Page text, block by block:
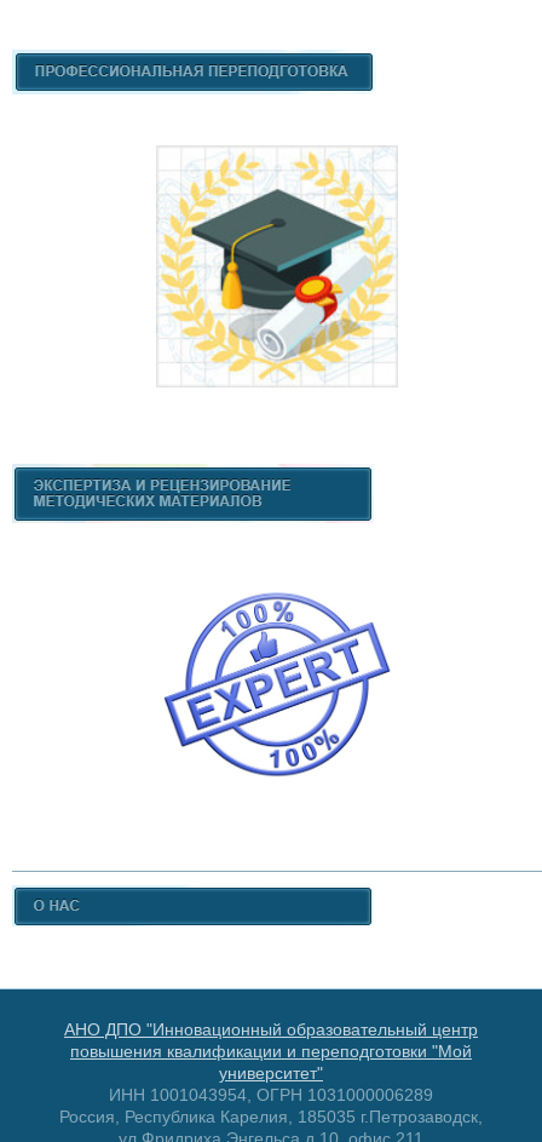
АНО ДПО "Инновационный образовательный центр
повышения квалификации и переподготовки "Мой
университет"
ИНН 1001043954, ОГРН 1031000006289
Россия, Республика Карелия, 185035 г.Петрозаводск,
ул.Фридриха Энгельса д.10, офис 211